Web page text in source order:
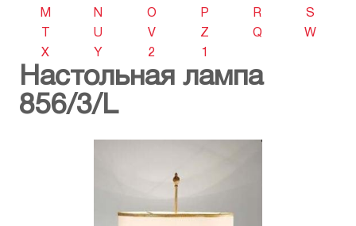
M
N O P R
S
U V Z Q
W
X
Y 2 1
Настольная лампа
856/3/L